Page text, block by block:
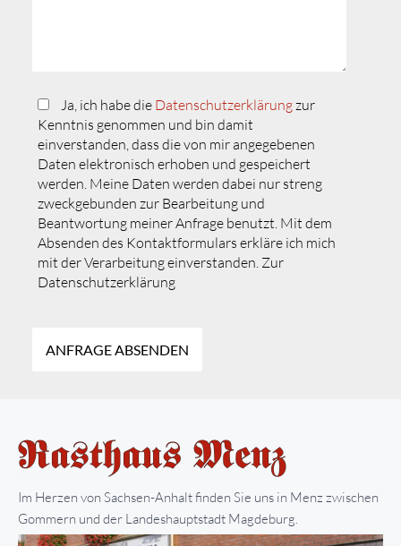
Ja, ich habe die Datenschutzerklärungzur
Kenntnis genommen und bin damit
einverstanden, dass die von mir angegebenen
Daten elektronisch erhoben und gespeichert
werden. Meine Daten werden dabei nur streng
zweckgebunden zur Bearbeitung und
Beantwortung meiner Anfrage benutzt. Mit dem
Absenden des Kontaktformulars erkläre ich mich
mit der Verarbeitung einverstanden. Zur
Datenschutzerklärung
Im Herzen von Sachsen-Anhalt finden Sie uns in Menz zwischen
Gommern und der Landeshauptstadt Magdeburg.